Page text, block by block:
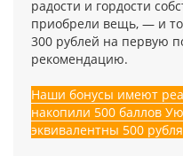
радости и гордости
приобрели вещь, — и
300 рублей на первую
рекомендацию.
Наши бонусы имеют
накопили 500 баллов
эквивалентны 500